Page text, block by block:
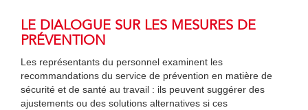
LE DIALOGUE SUR LES MESURES DE
PRÉVENTION
Les représentants du personnel examinent les
recommandations du service de prévention en matière de
sécurité et de santé au travail : ils peuvent suggérer des
ajustements ou des solutions alternatives si ces